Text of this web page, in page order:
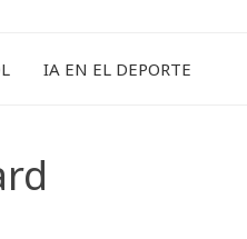
IA EN EL DEPORTE